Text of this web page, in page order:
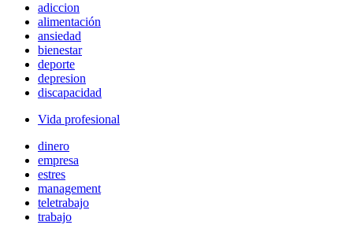
adiccion
alimentación
ansiedad
bienestar
deporte
depresion
discapacidad
Vida profesional
dinero
empresa
estres
management
teletrabajo
trabajo